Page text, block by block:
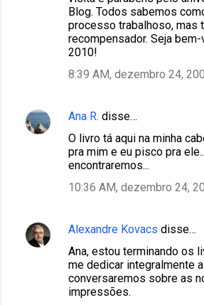
Blog. Todos sabemos
processo trabalhoso, mas
recompensador. Seja
2010!
8:39 AM, dezembro 24,
Ana R. disse…
O livro tá aqui na minha
pra mim e eu pisco pra
encontraremos...
10:36 AM, dezembro 24,
Alexandre Kovacs disse…
Ana, estou terminando os
me dedicar integralmente
conversaremos sobre as
impressões.